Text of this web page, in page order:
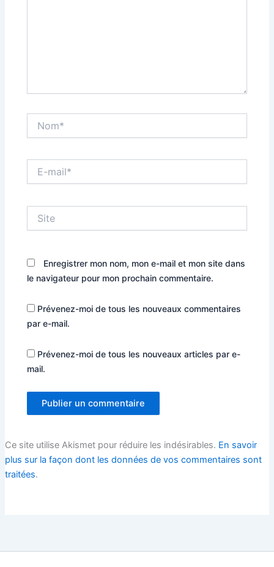
mail*
Enregistrer mon nom, mon e-mail et mon site dans
le navigateur pour mon prochain commentaire.
Prévenez-moi de tous les nouveaux commentaires
par e-mail.
Prévenez-moi de tous les nouveaux articles par e-
mail.
Ce site utilise Akismet pour réduire les indésirables. En savoir
plus sur la façon dont les données de vos commentaires sont
traitées.